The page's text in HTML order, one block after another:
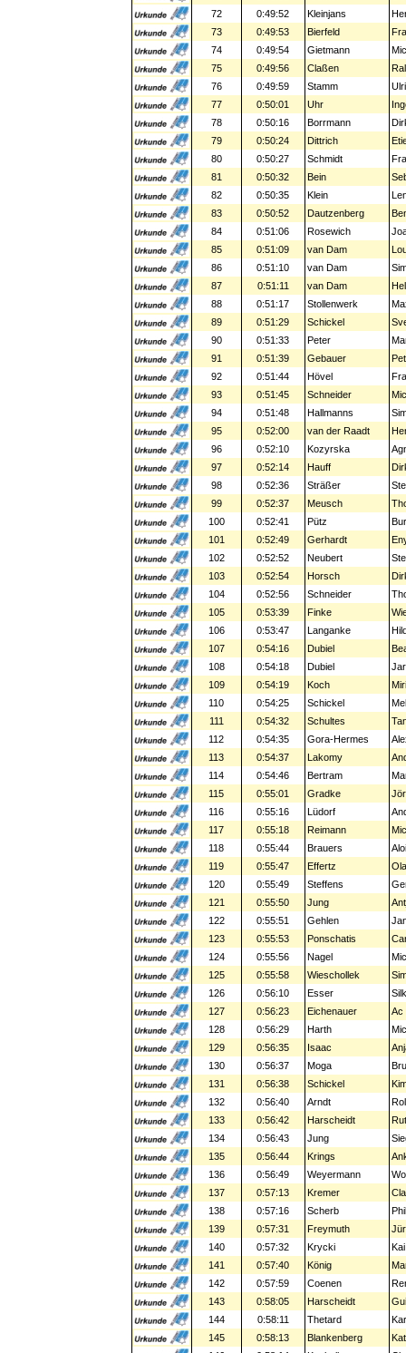
72
0:49:52 Kleinjans
73
0:49:53 Bierfeld
74
0:49:54 Gietmann
75
0:49:56 Claßen
76
0:49:59 Stamm
77
0:50:01 Uhr
78
0:50:16 Borrmann
79
0:50:24 Dittrich
80
0:50:27 Schmidt
81
0:50:32 Bein
82
0:50:35 Klein
83
0:50:52 Dautzenberg
84
0:51:06 Rosewich
85
0:51:09 van Dam
86
0:51:10 van Dam
87
0:51:11 van Dam
88
0:51:17 Stollenwerk
89
0:51:29 Schickel
90
0:51:33 Peter
91
0:51:39 Gebauer
92
0:51:44 Hövel
93
0:51:45 Schneider
94
0:51:48 Hallmanns
95
0:52:00 van der Raadt
96
0:52:10 Kozyrska
97
0:52:14 Hauff
98
0:52:36 Sträßer
99
0:52:37 Meusch
100
0:52:41 Pütz
101
0:52:49 Gerhardt
102
0:52:52 Neubert
103
0:52:54 Horsch
104
0:52:56 Schneider
105
0:53:39 Finke
106
0:53:47 Langanke
107
0:54:16 Dubiel
108
0:54:18 Dubiel
109
0:54:19 Koch
110
0:54:25 Schickel
Mel
111
0:54:32 Schultes
112
0:54:35 Gora-Hermes
113
0:54:37 Lakomy
114
0:54:46 Bertram
115
0:55:01 Gradke
116
0:55:16 Lüdorf
117
0:55:18 Reimann
118
0:55:44 Brauers
119
0:55:47 Effertz
120
0:55:49 Steffens
121
0:55:50 Jung
122
0:55:51 Gehlen
123
0:55:53 Ponschatis
124
0:55:56 Nagel
125
0:55:58 Wieschollek
126
0:56:10 Esser
127
0:56:23 Eichenauer
Ac
128
0:56:29 Harth
129
0:56:35 Isaac
130
0:56:37 Moga
131
0:56:38 Schickel
132
0:56:40 Arndt
133
0:56:42 Harscheidt
134
0:56:43 Jung
135
0:56:44 Krings
136
0:56:49 Weyermann
137
0:57:13 Kremer
138
0:57:16 Scherb
139
0:57:31 Freymuth
140
0:57:32 Krycki
Kai
141
0:57:40 König
142
0:57:59 Coenen
143
0:58:05 Harscheidt
144
0:58:11 Thetard
145
0:58:13 Blankenberg